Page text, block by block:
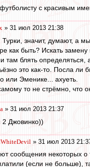
с красивым
» 31 июл 2013 21:38
Турки, значит, думают, а
как быть? Искать замену
там блять определяться,
это как-то. Посла
или Эменике... ахуеть.
то не стрёмно, что
» 31 июл 2013 21:37
2 Джовинко))
» 31 июл 2013
сообщения некоторых о
(если не больше),